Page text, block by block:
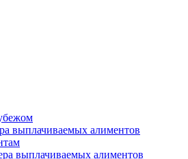
выплачиваемых алиментов
выплачиваемых алиментов